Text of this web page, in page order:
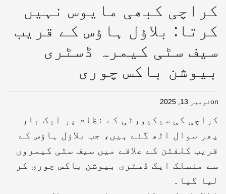
کراچی کبھی مایوس نہیں
کرتا: بلاؤل ہاؤس کے قریب
سیف سٹی کیمرہ ڈسٹری
بیوشن باکس چوری
onنومبر 13, 2025
کراچی کی سیکیورٹی کے نظام پر ایک بار
پھر سوال اٹھ گئے ہیں، جب بلاؤل ہاؤس کے
قریب کلفٹن کے علاقے میں سیف سٹی کیمروں
سے منسلک ایک ڈسٹری بیوشن باکس چوری کر
لیا گیا۔